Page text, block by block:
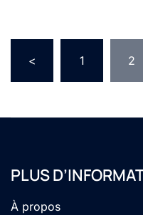
Pagination
des
< 1 2
PLUS
À propos